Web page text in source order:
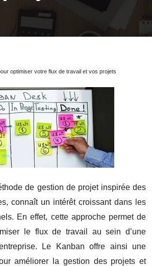
optimiser votre flux de travail et vos projets
de gestion de projet inspirée des
connaît un intérêt croissant dans les
En effet, cette approche permet de
le flux de travail au sein d’une
Le Kanban offre ainsi une
améliorer la gestion des projets et